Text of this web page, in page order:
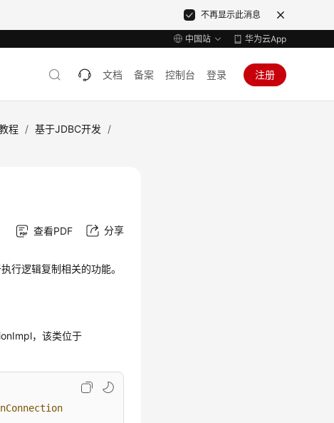
不再显示此消息
中国站 华为云App
文档 备案 控制台 登录 注册
程 / 基于JDBC开发
/
查看PDF 分享
行逻辑复制相关的功能。
，该类位于